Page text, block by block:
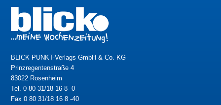
BLICK PUNKT-Verlags GmbH & Co. KG
Prinzregentenstraße 4
83022 Rosenheim
Tel. 0 80 31/18 16 8 -0
Fax 0 80 31/18 16 8 -40